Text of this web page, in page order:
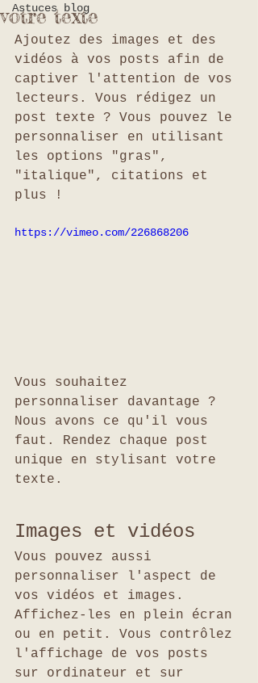
Astuces blog
votre texte
Ajoutez des images et des
vidéos à vos posts afin de
captiver l'attention de vos
lecteurs. Vous rédigez un
post texte ? Vous pouvez le
personnaliser en utilisant
les options "gras",
"italique", citations et
plus !
https://vimeo.com/226868206
Vous souhaitez
personnaliser davantage ?
Nous avons ce qu'il vous
faut. Rendez chaque post
unique en stylisant votre
texte.
Images et vidéos
Vous pouvez aussi
personnaliser l'aspect de
vos vidéos et images.
Affichez-les en plein écran
ou en petit. Vous contrôlez
l'affichage de vos posts
sur ordinateur et sur